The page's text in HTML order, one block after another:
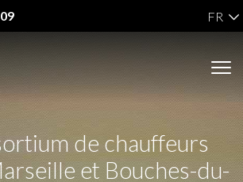
FR
de chauffeurs
et Bouches-du-